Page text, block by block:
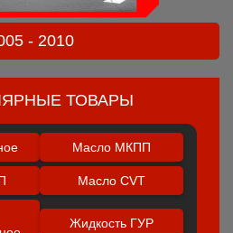
- 2010
ТОВАРЫ
Масло МКПП
Масло CVT
Жидкость ГУР